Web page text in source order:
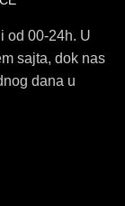
od 00-24h. U
sajta, dok nas
dana u